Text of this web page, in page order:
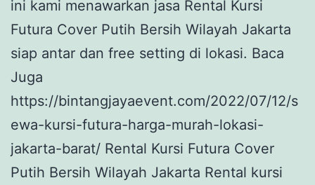
ini kami menawarkan jasa Rental Kursi
Futura Cover Putih Bersih Wilayah Jakarta
siap antar dan free setting di lokasi. Baca
Juga
https://bintangjayaevent.com/2022/07/12/s
ewa-kursi-futura-harga-murah-lokasi-
jakarta-barat/ Rental Kursi Futura Cover
Putih Bersih Wilayah Jakarta Rental kursi